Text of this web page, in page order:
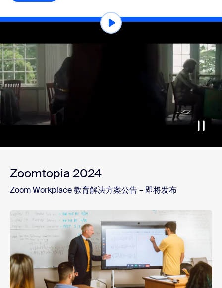
Zoomtopia 2024
Zoom Workplace 教育解决方案公告 – 即将发布